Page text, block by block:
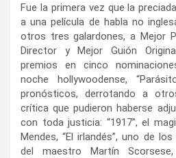
Fue la primera vez que la
a una película de habla no
otros tres galardones, a Mejor
Director y Mejor Guión
premios en cinco
noche hollywoodense,
pronósticos, derrotando a
crítica que pudieron haberse
con toda justicia: “1917”, el
Mendes, “El irlandés”, uno de
del maestro Martín